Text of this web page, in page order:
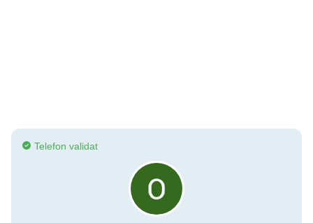
Telefon validat